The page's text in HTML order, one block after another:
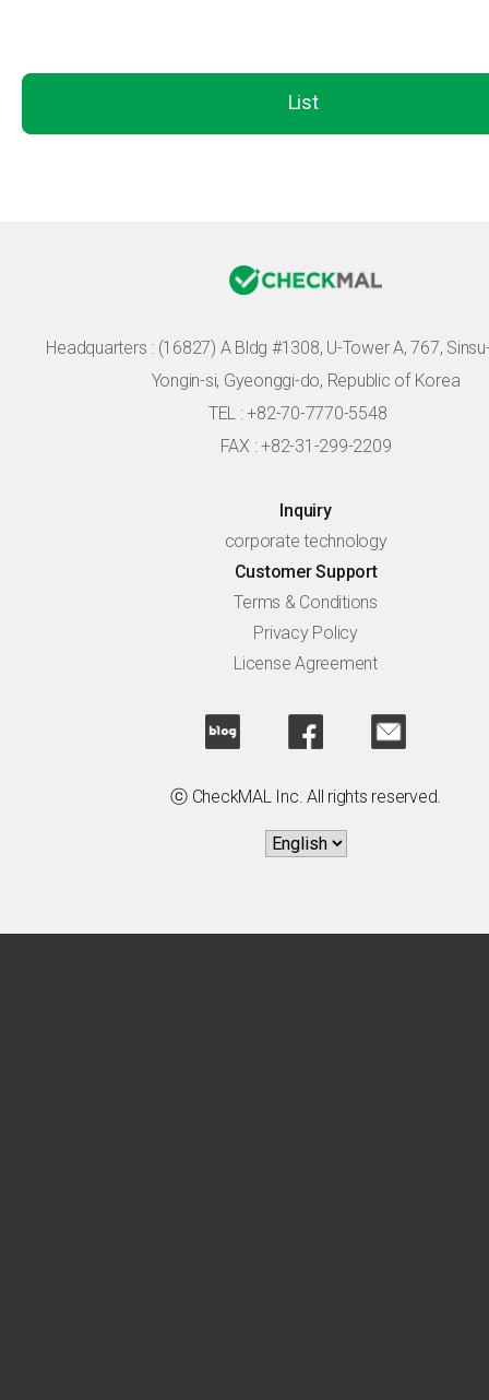
List
Headquarters : (16827) A Bldg #1308, U-Tower A, 767,
Yongin-si, Gyeonggi-do, Republic of Korea
TEL : +82-70-7770-5548
FAX : +82-31-299-2209
Inquiry
corporate technology
Customer Support
Terms & Conditions
Privacy Policy
License Agreement
ⓒ CheckMAL Inc. All rights reserved.